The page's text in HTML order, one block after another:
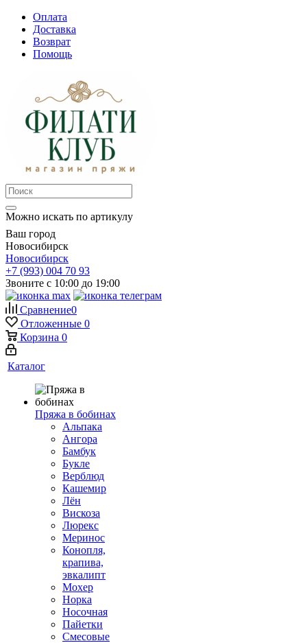
Оплата
Доставка
Возврат
Помощь
Можно искать по артикулу
Ваш город
Новосибирск
Новосибирск
+7 (993) 004 70 93
Звоните с 10:00 до 19:00
Сравнение0
Отложенные 0
Корзина 0
Каталог
Пряжа в бобинах
Альпака
Ангора
Бамбук
Букле
Верблюд
Кашемир
Лён
Вискоза
Люрекс
Меринос
Конопля,
крапива,
эвкалипт
Мохер
Норка
Носочная
Пайетки
Смесовые